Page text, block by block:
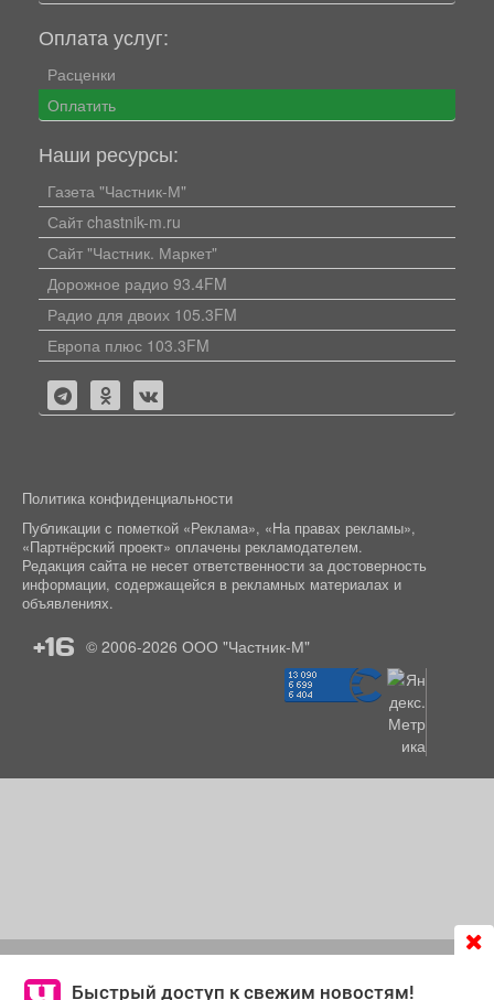
Быстрый доступ к свежим новостям!
согласие на обработку файлов cookie, которые
Оплата услуг:
Расценки
Оплатить
Наши ресурсы:
Газета "Частник-М"
Сайт chastnik-m.ru
Сайт "Частник. Маркет"
Дорожное радио 93.4FM
Радио для двоих 105.3FM
Европа плюс 103.3FM
Политика конфиденциальности
Публикации с пометкой «Реклама», «На правах рекламы»,
«Партнёрский проект» оплачены рекламодателем.
Редакция сайта не несет ответственности за достоверность
информации, содержащейся в рекламных материалах и
объявлениях.
+16 © 2006-2026 ООО "Частник-М"